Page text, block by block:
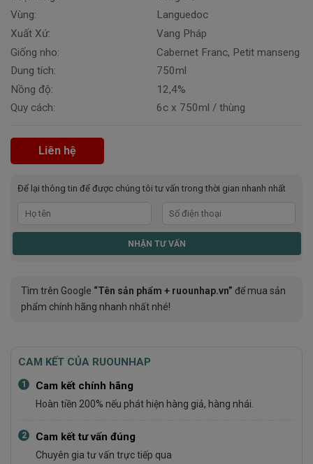
Vùng:
Xuất Xứ:
Giống nho:
Dung tích:
Nồng độ:
Quy cách:
Languedoc
Vang Pháp
Cabernet Franc, Petit manseng
750ml
12,4%
6c x 750ml / thùng
Liên hệ
Để lại thông tin để được chúng tôi tư vấn trong thời gian nhanh nhất
Tìm trên Google “Tên sản phẩm + ruounhap.vn” để mua sản
phẩm chính hãng nhanh nhất nhé!
CAM KẾT CỦA RUOUNHAP
1 Cam kết chính hãng
Hoàn tiền 200% nếu phát hiện hàng giả, hàng nhái.
2 Cam kết tư vấn đúng
Chuyên gia tư vấn trực tiếp qua